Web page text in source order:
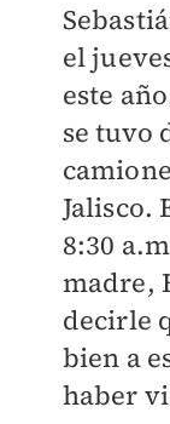
el
este
se tuvo
Jalisco.
8:30
madre,
decirle
bien a
haber